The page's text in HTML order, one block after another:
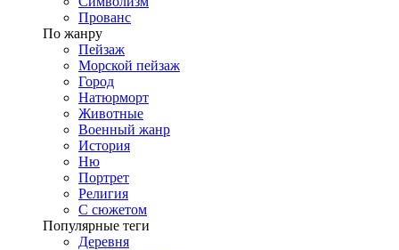
Прованс
По жанру
Пейзаж
Морской пейзаж
Город
Натюрморт
Животные
Военный жанр
История
Ню
Портрет
Религия
С сюжетом
Популярные теги
Деревня